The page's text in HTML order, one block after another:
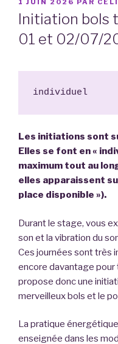
LE
1 JUIN 2026 PAR
Initiation bols
01 et 02/07/
individuel
Les initiations sont
Elles se font en «
maximum tout au
elles apparaissent
place disponible »).
Durant le stage, vous
son et la vibration du
Ces journées sont très
encore davantage
propose donc une
merveilleux bols et le
La pratique
enseignée dans les